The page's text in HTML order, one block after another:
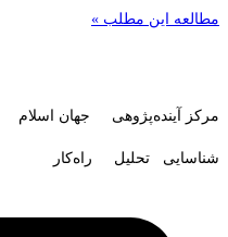
مطالعه این مطلب »
مرکز آینده‌پژوهی جهان اسلام
شناسایی تحلیل راه‌کار